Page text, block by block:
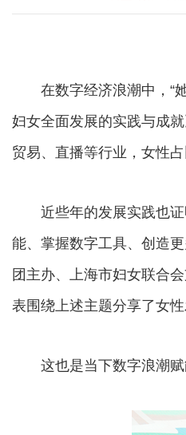
在数字经济浪潮中，“她
妇女全面发展的实践与成
贸易、直播等行业，女性
近些年的发展实践也证
能、掌握数字工具、创造
团主办、上海市妇女联合
表围绕上述主题分享了女
这也是当下数字浪潮赋